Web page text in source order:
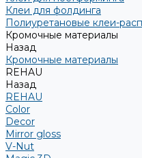
Клеи для фолдинга
Полиуретановые клеи-
Кромочные материалы
Назад
Кромочные материалы
REHAU
Назад
REHAU
Color
Decor
Mirror gloss
V-Nut